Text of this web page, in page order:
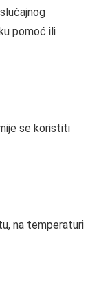
pomoć ili
se koristiti
na temperaturi